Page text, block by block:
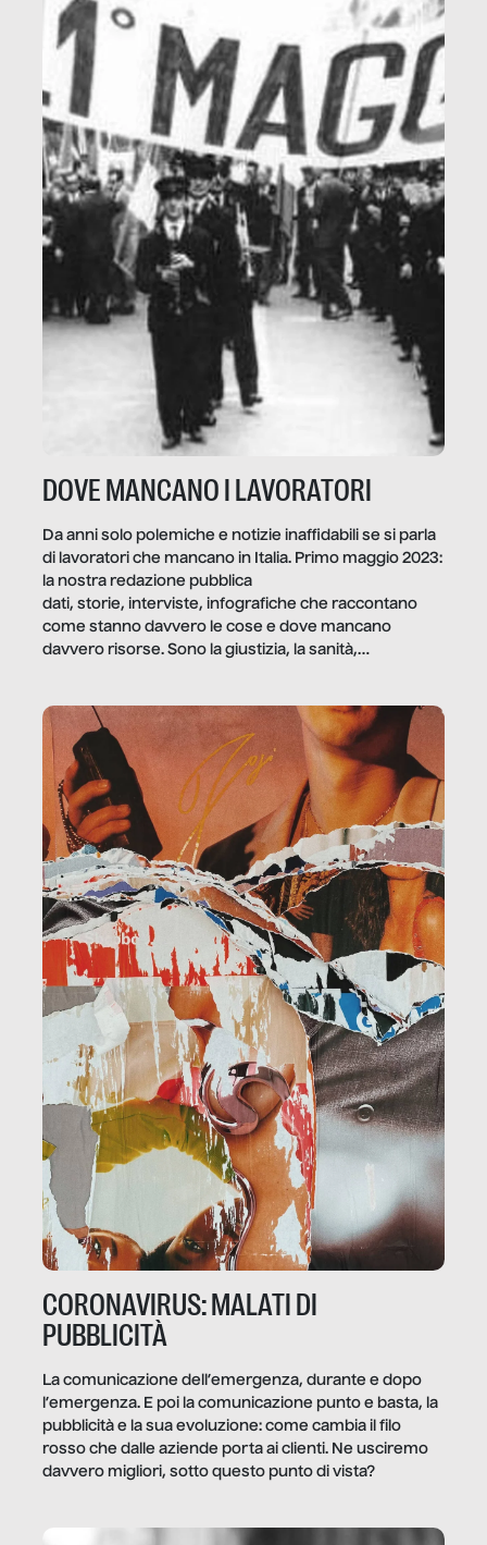
DOVE MANCANO I LAVORATORI
Da anni solo polemiche e notizie inaffidabili se si parla
di lavoratori che mancano in Italia. Primo maggio 2023:
la nostra redazione pubblica
dati, storie, interviste, infografiche che raccontano
come stanno davvero le cose e dove mancano
davvero risorse. Sono la giustizia, la sanità,
CORONAVIRUS: MALATI DI
PUBBLICITÀ
La comunicazione dell’emergenza, durante e dopo
l’emergenza. E poi la comunicazione punto e basta, la
pubblicità e la sua evoluzione: come cambia il filo
rosso che dalle aziende porta ai clienti. Ne usciremo
davvero migliori, sotto questo punto di vista?